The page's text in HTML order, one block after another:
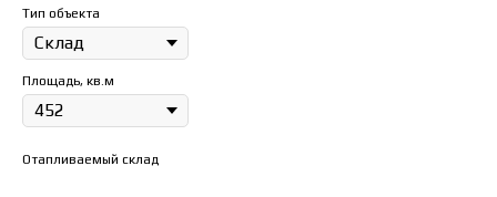
Тип объекта
Площадь, кв.м
Отапливаемый склад